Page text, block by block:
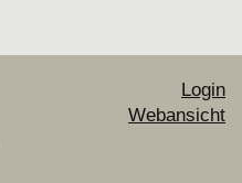
Login
Webansicht